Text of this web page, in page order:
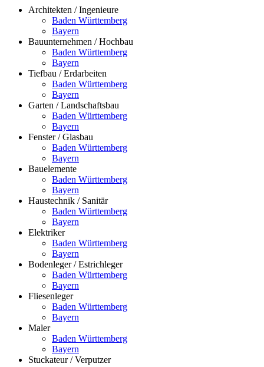
Architekten / Ingenieure
Baden Württemberg
Bayern
Bauunternehmen / Hochbau
Baden Württemberg
Bayern
Tiefbau / Erdarbeiten
Baden Württemberg
Bayern
Garten / Landschaftsbau
Baden Württemberg
Bayern
Fenster / Glasbau
Baden Württemberg
Bayern
Bauelemente
Baden Württemberg
Bayern
Haustechnik / Sanitär
Baden Württemberg
Bayern
Elektriker
Baden Württemberg
Bayern
Bodenleger / Estrichleger
Baden Württemberg
Bayern
Fliesenleger
Baden Württemberg
Bayern
Maler
Baden Württemberg
Bayern
Stuckateur / Verputzer